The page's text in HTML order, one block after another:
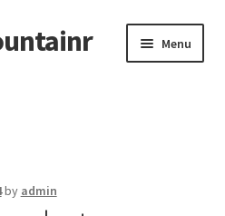
Menu
by admin